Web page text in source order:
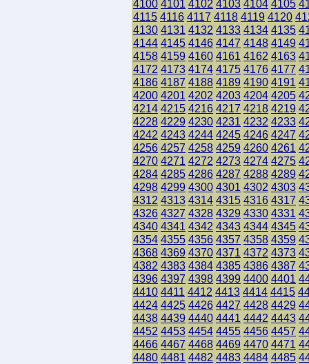
4100 4101 4102 4103 4104 4105
4115 4116 4117 4118 4119 4120
4130 4131 4132 4133 4134 4135
4144 4145 4146 4147 4148 4149
4158 4159 4160 4161 4162 4163
4172 4173 4174 4175 4176 4177
4186 4187 4188 4189 4190 4191
4200 4201 4202 4203 4204 4205
4214 4215 4216 4217 4218 4219
4228 4229 4230 4231 4232 4233
4242 4243 4244 4245 4246 4247
4256 4257 4258 4259 4260 4261
4270 4271 4272 4273 4274 4275
4284 4285 4286 4287 4288 4289
4298 4299 4300 4301 4302 4303
4312 4313 4314 4315 4316 4317
4326 4327 4328 4329 4330 4331
4340 4341 4342 4343 4344 4345
4354 4355 4356 4357 4358 4359
4368 4369 4370 4371 4372 4373
4382 4383 4384 4385 4386 4387
4396 4397 4398 4399 4400 4401
4410 4411 4412 4413 4414 4415
4424 4425 4426 4427 4428 4429
4438 4439 4440 4441 4442 4443
4452 4453 4454 4455 4456 4457
4466 4467 4468 4469 4470 4471
4480 4481 4482 4483 4484 4485